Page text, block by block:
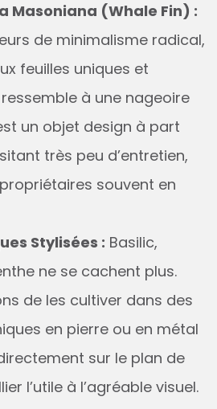
Masoniana (Whale Fin) :
de minimalisme radical,
feuilles uniques et
à une nageoire
un objet design à part
très peu d’entretien,
souvent en
Stylisées : Basilic,
ne se cachent plus.
de les cultiver dans des
en pierre ou en métal
sur le plan de
l’utile à l’agréable visuel.